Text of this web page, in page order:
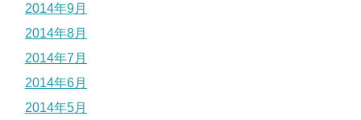
2014年9月
2014年8月
2014年7月
2014年6月
2014年5月